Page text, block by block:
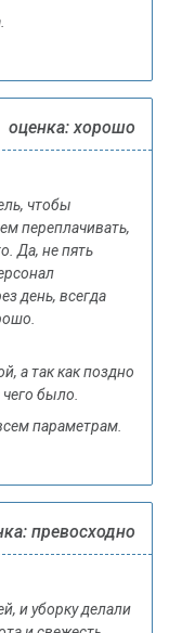
оценка: хорошо
чтобы
переплачивать,
Да, не пять
день, всегда
а так как поздно
было.
параметрам.
превосходно
и уборку делали